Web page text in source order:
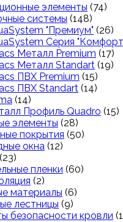
элементы (74)
системы (148)
"Премиум" (26)
Серия
Металл Premium (17)
Металл Standart (19)
ПВХ Premium (15)
ПВХ Standart (14)
(14)
Профиль Quadro (15)
элементы (28)
покрытия (50)
окна (12)
(23)
пленки (60)
(2)
материалы (6)
лестницы (9)
безопасности кровли